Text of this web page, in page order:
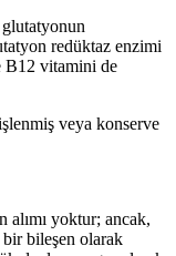
redüktaz enzimi
B12 vitamini de
veya konserve
yoktur; ancak,
bir bileşen olarak